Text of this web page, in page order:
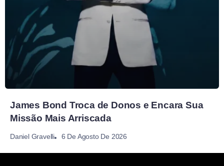
James Bond Troca de Donos e Encara Sua
Missão Mais Arriscada
Daniel Gravelli 6 De Agosto De 2026